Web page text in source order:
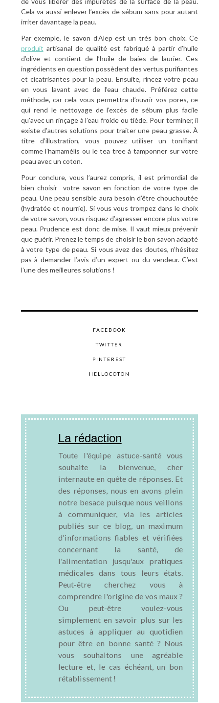
Cela va aussi enlever l’excès de sébum sans pour autant
irriter davantage la peau.
Par exemple, le savon d’Alep est un très bon choix. Ce
produit artisanal de qualité est fabriqué à partir d’huile
d’olive et contient de l’huile de baies de laurier. Ces
ingrédients en question possèdent des vertus purifiantes
et cicatrisantes pour la peau. Ensuite, rincez votre peau
en vous lavant avec de l’eau chaude. Préférez cette
méthode, car cela vous permettra d’ouvrir vos pores, ce
qui rend le nettoyage de l’excès de sébum plus facile
qu’avec un rinçage à l’eau froide ou tiède. Pour terminer, il
existe d’autres solutions pour traiter une peau grasse. À
titre d’illustration, vous pouvez utiliser un tonifiant
comme l’hamamélis ou le tea tree à tamponner sur votre
peau avec un coton.
Pour conclure, vous l’aurez compris, il est primordial de
bien choisir votre savon en fonction de votre type de
peau. Une peau sensible aura besoin d’être chouchoutée
(hydratée et nourrie). Si vous vous trompez dans le choix
de votre savon, vous risquez d’agresser encore plus votre
peau. Prudence est donc de mise. Il vaut mieux prévenir
que guérir. Prenez le temps de choisir le bon savon adapté
à votre type de peau. Si vous avez des doutes, n’hésitez
pas à demander l’avis d’un expert ou du vendeur. C’est
l’une des meilleures solutions !
FACEBOOK
TWITTER
PINTEREST
HELLOCOTON
La rédaction
Toute l'équipe astuce-santé vous
souhaite la bienvenue, cher
internaute en quête de réponses. Et
des réponses, nous en avons plein
notre besace puisque nous veillons
à communiquer, via les articles
publiés sur ce blog, un maximum
d'informations fiables et vérifiées
concernant la santé, de
l'alimentation jusqu'aux pratiques
médicales dans tous leurs états.
Peut-être cherchez vous à
comprendre l'origine de vos maux ?
Ou peut-être voulez-vous
simplement en savoir plus sur les
astuces à appliquer au quotidien
pour être en bonne santé ? Nous
vous souhaitons une agréable
lecture et, le cas échéant, un bon
rétablissement !